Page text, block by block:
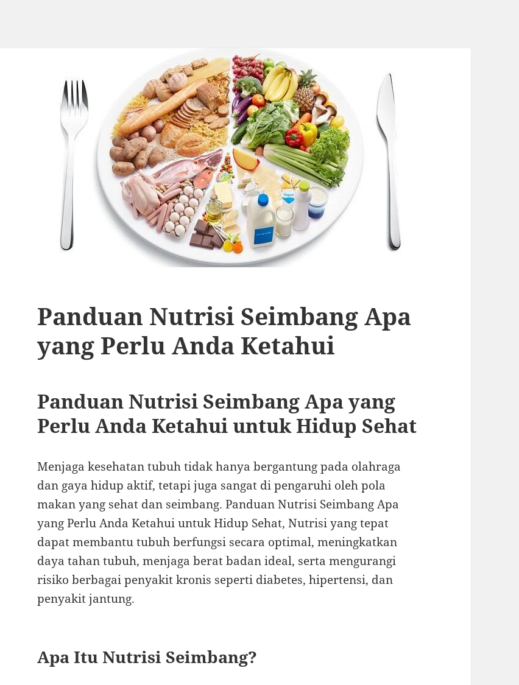
Panduan Nutrisi Seimbang Apa
yang Perlu Anda Ketahui
Panduan Nutrisi Seimbang Apa yang
Perlu Anda Ketahui untuk Hidup Sehat
Menjaga kesehatan tubuh tidak hanya bergantung pada olahraga
dan gaya hidup aktif, tetapi juga sangat di pengaruhi oleh pola
makan yang sehat dan seimbang. Panduan Nutrisi Seimbang Apa
yang Perlu Anda Ketahui untuk Hidup Sehat, Nutrisi yang tepat
dapat membantu tubuh berfungsi secara optimal, meningkatkan
daya tahan tubuh, menjaga berat badan ideal, serta mengurangi
risiko berbagai penyakit kronis seperti diabetes, hipertensi, dan
penyakit jantung.
Apa Itu Nutrisi Seimbang?